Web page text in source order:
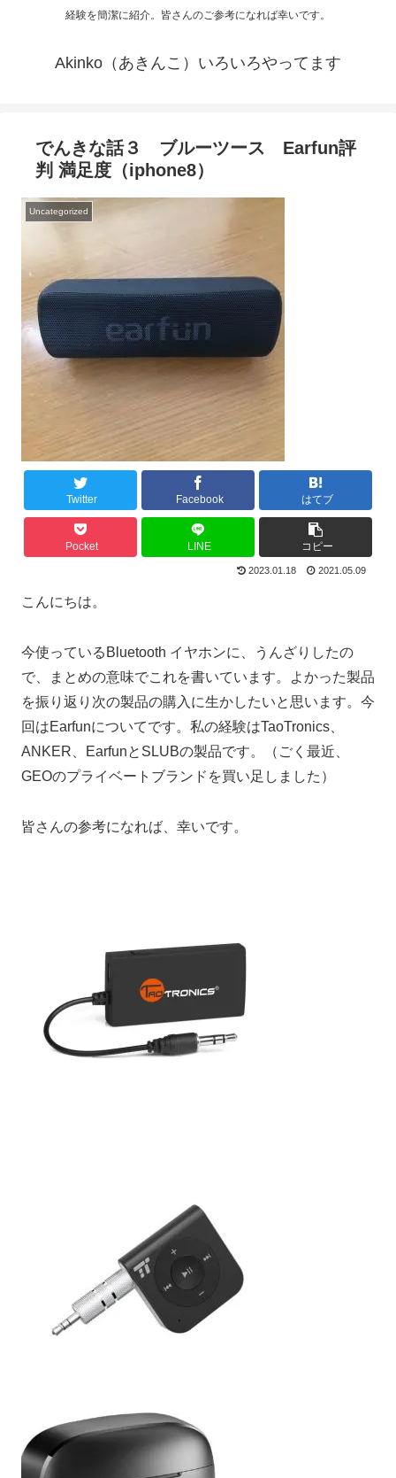
経験を簡潔に紹介。皆さんのご参考になれば幸いです。
Akinko（あきんこ）いろいろやってます
でんきな話３ ブルーツース Earfun評
判 満足度（iphone8）
Uncategorized
Twitter Facebook はてブ
Pocket LINE コピー
2023.01.18 2021.05.09
こんにちは。
今使っているBluetooth イヤホンに、うんざりしたの
で、まとめの意味でこれを書いています。よかった製品
を振り返り次の製品の購入に生かしたいと思います。今
回はEarfunについてです。私の経験はTaoTronics、
ANKER、EarfunとSLUBの製品です。（ごく最近、
GEOのプライベートブランドを買い足しました）
皆さんの参考になれば、幸いです。